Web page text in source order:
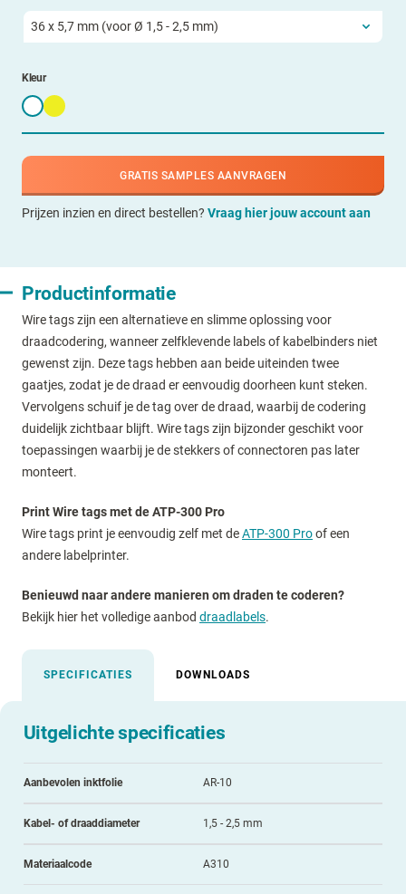
Kleur
GRATIS SAMPLES AANVRAGEN
Prijzen inzien en direct bestellen? Vraag hier jouw account aan
Productinformatie
Wire tags zijn een alternatieve en slimme oplossing voor
draadcodering, wanneer zelfklevende labels of kabelbinders niet
gewenst zijn. Deze tags hebben aan beide uiteinden twee
gaatjes, zodat je de draad er eenvoudig doorheen kunt steken.
Vervolgens schuif je de tag over de draad, waarbij de codering
duidelijk zichtbaar blijft. Wire tags zijn bijzonder geschikt voor
toepassingen waarbij je de stekkers of connectoren pas later
monteert.
Print Wire tags met de ATP-300 Pro
Wire tags print je eenvoudig zelf met deATP-300 Proof een
andere labelprinter.
Benieuwd naar andere manieren om draden te coderen?
Bekijk hier het volledige aanbod draadlabels.
SPECIFICATIES DOWNLOADS
Uitgelichte specificaties
Aanbevolen inktfolie AR-10
Kabel- of draaddiameter 1,5 - 2,5 mm
Materiaalcode A310